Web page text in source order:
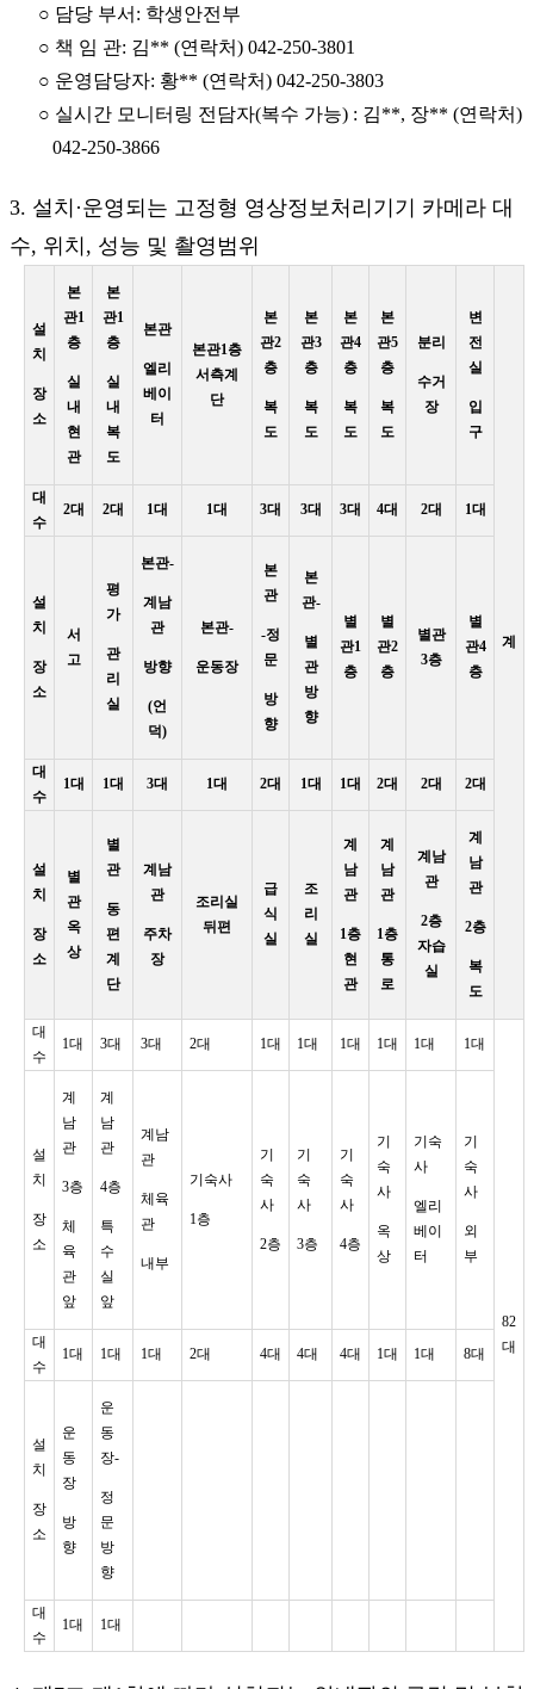
○ 담당 부서: 학생안전부
○ 책 임 관: 김** (연락처) 042-250-3801
○ 운영담당자: 황** (연락처) 042-250-3803
○ 실시간 모니터링 전담자(복수 가능) : 김**, 장** (연락처)
042-250-3866
3. 설치·운영되는 고정형 영상정보처리기기 카메라 대
수, 위치, 성능 및 촬영범위
설
치
장
소
본
관1
층
실
내
현
관
본
관1
층
실
내
복
도
본관
엘리
베이
터
본관1층
서측계
단
본
관2
층
복
도
본
관3
층
복
도
본
관4
층
복
도
본
관5
층
복
도
분리
수거
장
변
전
실
입
구
계
대
수
2대 2대 1대 1대 3대 3대 3대 4대 2대 1대
설
치
장
소
서
고
평
가
관
리
실
본관-
계남
관
방향
(언
덕)
본관-
운동장
본
관
-정
문
방
향
본
관-
별
관
방
향
별
관1
층
별
관2
층
별관
3층
별
관4
층
대
수
1대 1대 3대 1대 2대 1대 1대 2대 2대 2대
설
치
장
소
별
관
옥
상
별
관
동
편
계
단
계남
관
주차
장
조리실
뒤편
급
식
실
조
리
실
계
남
관
1층
현
관
계
남
관
1층
통
로
계남
관
2층
자습
실
계
남
관
2층
복
도
대
수
1대 3대 3대 2대 1대 1대 1대 1대 1대 1대
82
대
설
치
장
소
계
남
관
3층
체
육
관
앞
계
남
관
4층
특
수
실
앞
계남
관
체육
관
내부
기숙사
1층
기
숙
사
2층
기
숙
사
3층
기
숙
사
4층
기
숙
사
옥
상
기숙
사
엘리
베이
터
기
숙
사
외
부
대
수
1대 1대 1대 2대 4대 4대 4대 1대 1대 8대
설
치
장
소
운
동
장
방
향
운
동
장-
정
문
방
향
대
수
1대 1대